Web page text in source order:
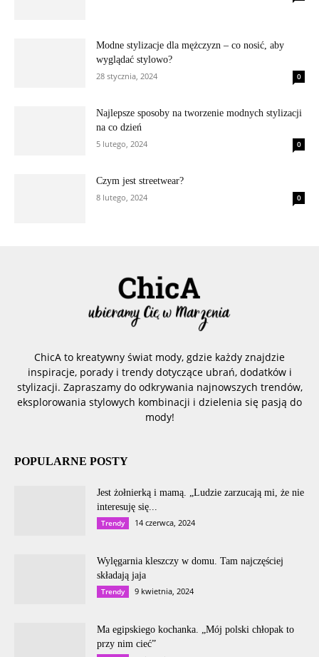
Modne stylizacje dla mężczyzn – co nosić, aby
wyglądać stylowo?
28 stycznia, 2024
0
Najlepsze sposoby na tworzenie modnych stylizacji
na co dzień
5 lutego, 2024
0
Czym jest streetwear?
8 lutego, 2024
0
ChicA to kreatywny świat mody, gdzie każdy znajdzie
inspiracje, porady i trendy dotyczące ubrań, dodatków i
stylizacji. Zapraszamy do odkrywania najnowszych trendów,
eksplorowania stylowych kombinacji i dzielenia się pasją do
mody!
POPULARNE POSTY
Jest żołnierką i mamą. „Ludzie zarzucają mi, że nie
interesuję się...
Trendy 14 czerwca, 2024
Wylęgarnia kleszczy w domu. Tam najczęściej
składają jaja
Trendy 9 kwietnia, 2024
Ma egipskiego kochanka. „Mój polski chłopak to
przy nim cieć”